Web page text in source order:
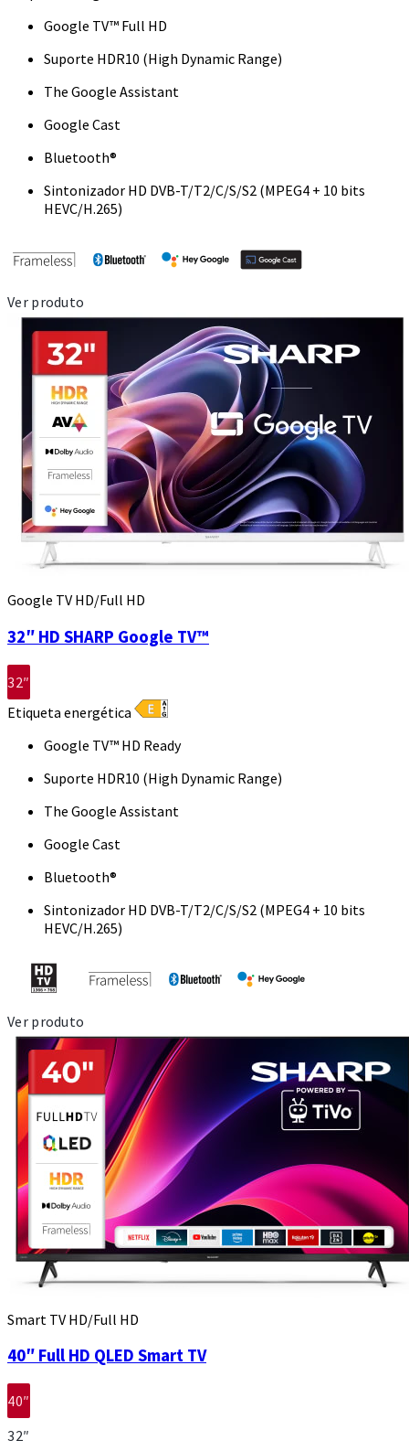
Google TV™ Full HD
Suporte HDR10 (High Dynamic Range)
The Google Assistant
Google Cast
Bluetooth®
Sintonizador HD DVB-T/T2/C/S/S2 (MPEG4 + 10 bits
HEVC/H.265)
Ver produto
Google TV HD/Full HD
32″ HD SHARP Google TV™
32″
Etiqueta energética
Google TV™ HD Ready
Suporte HDR10 (High Dynamic Range)
The Google Assistant
Google Cast
Bluetooth®
Sintonizador HD DVB-T/T2/C/S/S2 (MPEG4 + 10 bits
HEVC/H.265)
Ver produto
Smart TV HD/Full HD
40″ Full HD QLED Smart TV
40″
32″